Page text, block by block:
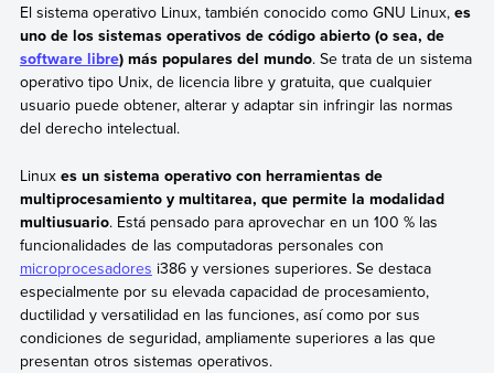
El sistema operativo Linux, también conocido como GNU Linux,es
uno de los sistemas operativos de código abierto (o sea, de
software libre) más populares del mundo. Se trata de un sistema
operativo tipo Unix, de licencia libre y gratuita, que cualquier
usuario puede obtener, alterar y adaptar sin infringir las normas
del derecho intelectual.
Linux es un sistema operativo con herramientas de
multiprocesamiento y multitarea, que permite la modalidad
multiusuario. Está pensado para aprovechar en un 100 % las
funcionalidades de las computadoras personales con
microprocesadores i386 y versiones superiores. Se destaca
especialmente por su elevada capacidad de procesamiento,
ductilidad y versatilidad en las funciones, así como por sus
condiciones de seguridad, ampliamente superiores a las que
presentan otros sistemas operativos.